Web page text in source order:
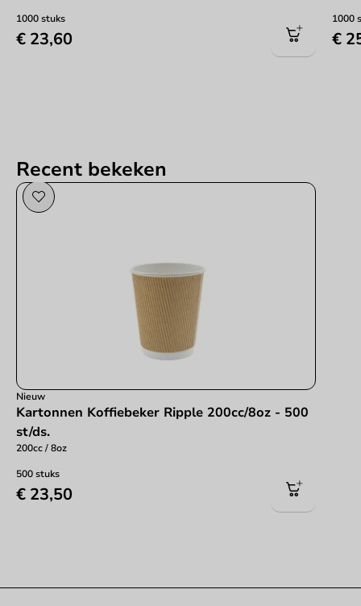
1000 stuks
€ 23,60
1000
€
Recent bekeken
Nieuw
Kartonnen Koffiebeker Ripple 200cc/8oz - 500
st/ds.
200cc / 8oz
500 stuks
€ 23,50